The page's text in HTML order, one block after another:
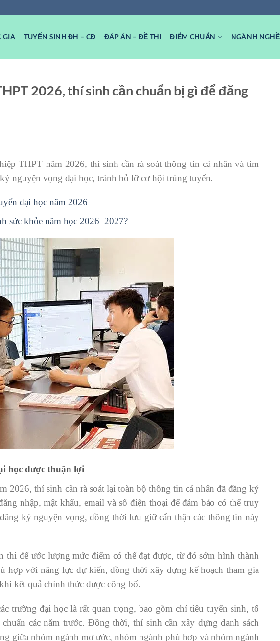
GIA TUYỂN SINH ĐH – CĐ ĐÁP ÁN – ĐỀ THI ĐIỂM CHUẨN NGÀNH NGHỀ
2026, thí sinh cần chuẩn bị gì để đăng
THPT năm 2026, thí sinh cần rà soát thông tin cá nhân và tìm
nguyện vọng đại học, tránh bỏ lỡ cơ hội trúng tuyển.
đại học năm 2026
sức khỏe năm học 2026–2027?
học được thuận lợi
2026, thí sinh cần rà soát lại toàn bộ thông tin cá nhân đã đăng ký
nhập, mật khẩu, email và số điện thoại để đảm bảo có thể truy
ký nguyện vọng, đồng thời lưu giữ cẩn thận các thông tin này
thi để ước lượng mức điểm có thể đạt được, từ đó sớm hình thành
hợp với năng lực dự kiến, đồng thời xây dựng kế hoạch tham gia
kết quả chính thức được công bố.
trường đại học là rất quan trọng, bao gồm chỉ tiêu tuyển sinh, tổ
các năm trước. Đồng thời, thí sinh cần xây dựng danh sách
giữa nhóm ngành mơ ước, nhóm ngành phù hợp và nhóm ngành